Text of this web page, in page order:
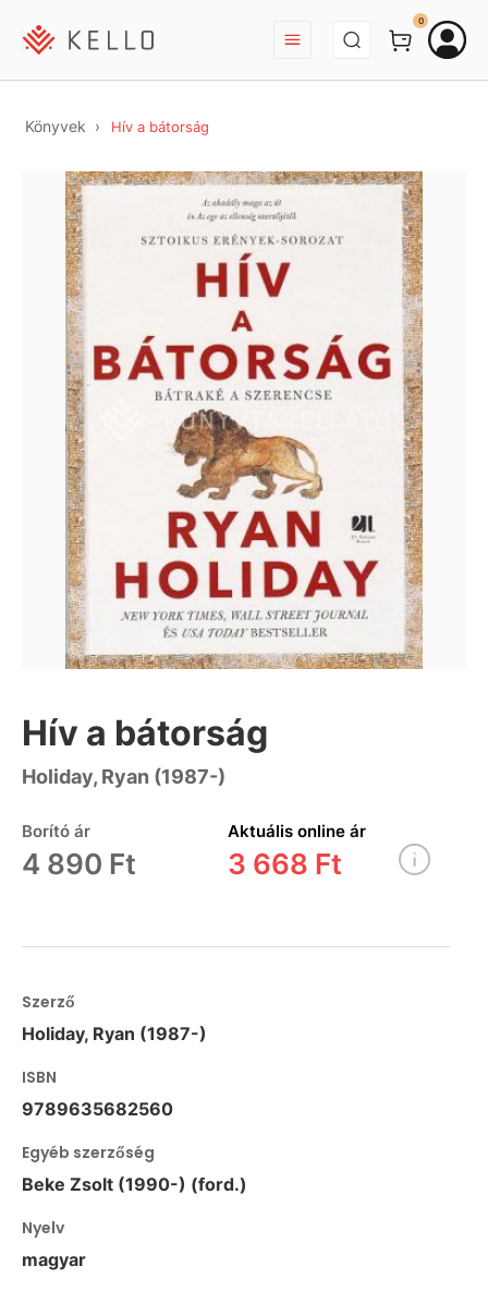
BEJELENTKEZÉS
0
Könyvek Hív a bátorság
Hív a bátorság
Holiday, Ryan (1987-)
Borító ár
4 890 Ft
Aktuális online ár
3 668 Ft
Szerző
Holiday, Ryan (1987-)
ISBN
9789635682560
Egyéb szerzőség
Beke Zsolt (1990-) (ford.)
Nyelv
magyar